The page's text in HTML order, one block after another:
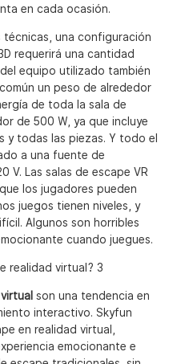
en cada ocasión.
técnicas, una configuración
requerirá una cantidad
equipo utilizado también
un peso de alrededor
de toda la sala de
de 500 W, ya que incluye
y todas las piezas. Y todo el
a una fuente de
V. Las salas de escape VR
los jugadores pueden
juegos tienen niveles, y
Algunos son horribles
cuando juegues.
son una tendencia en
interactivo. Skyfun
en realidad virtual,
emocionante e